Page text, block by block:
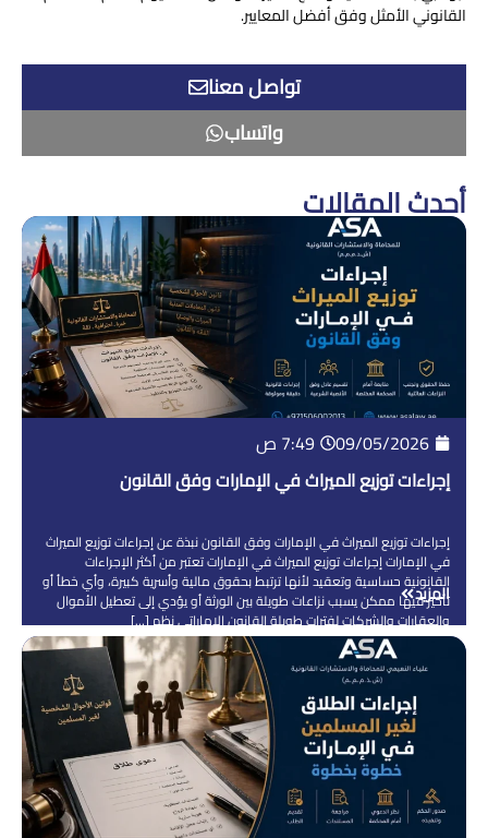
تواصل معنا
واتساب
أحدث المقالات
09/05/2026
7:49 ص
إجراءات توزيع الميراث في الإمارات وفق القانون
إجراءات توزيع الميراث في الإمارات وفق القانون نبذة عن إجراءات توزيع الميراث
في الإمارات إجراءات توزيع الميراث في الإمارات تعتبر من أكثر الإجراءات
القانونية حساسية وتعقيد لأنها ترتبط بحقوق مالية وأسرية كبيرة، وأي خطأ أو
تأخير فيها ممكن يسبب نزاعات طويلة بين الورثة أو يؤدي إلى تعطيل الأموال
والعقارات والشركات لفترات طويلة القانون الإماراتي نظم […]
المزيد
القانوني الأمثل وفق أفضل المعايير.